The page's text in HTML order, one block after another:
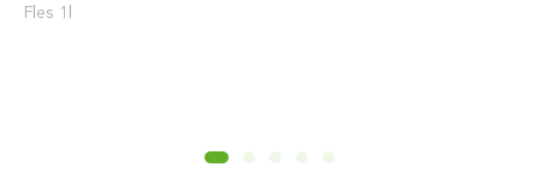
Fles 1l